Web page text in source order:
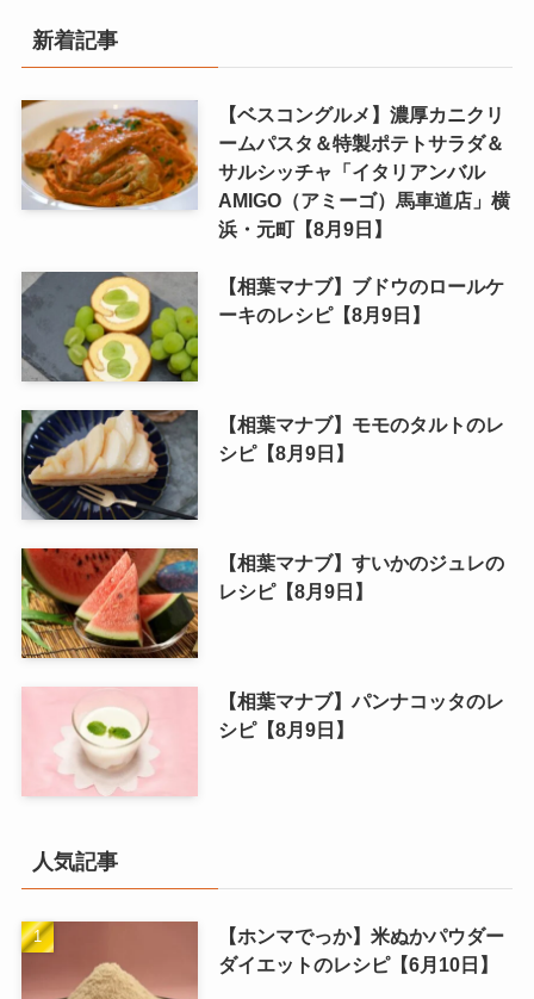
新着記事
【ベスコングルメ】濃厚カニクリ
ームパスタ＆特製ポテトサラダ＆
サルシッチャ「イタリアンバル
AMIGO（アミーゴ）馬車道店」横
浜・元町【8月9日】
【相葉マナブ】ブドウのロールケ
ーキのレシピ【8月9日】
【相葉マナブ】モモのタルトのレ
シピ【8月9日】
【相葉マナブ】すいかのジュレの
レシピ【8月9日】
【相葉マナブ】パンナコッタのレ
シピ【8月9日】
人気記事
【ホンマでっか】米ぬかパウダー
ダイエットのレシピ【6月10日】